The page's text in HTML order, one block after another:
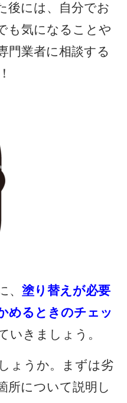
後には、自分でお
も気になることや
門業者に相談する
、 塗り替えが必要
めるときのチェッ
いきましょう。
ょうか。まずは劣
所について説明し